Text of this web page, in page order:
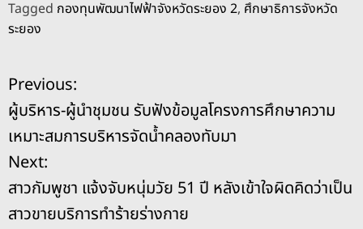
c
b
o
o
k
e re
s
ss
g
er
p
n
k
ai ar
Tagged กองทุนพัฒนาไฟฟ้าจังหวัดระยอง 2, ศึกษาธิการจังหวัด
ระยอง
แ
น
ะ
แ
Previous:
ผู้บริหาร-ผู้นำชุมชน รับฟังข้อมูลโครงการศึกษาความ
เหมาะสมการบริหารจัดน้ำคลองทับมา
Next:
สาวกัมพูชา แจ้งจับหนุ่มวัย 51 ปี หลังเข้าใจผิดคิดว่าเป็น
สาวขายบริการทำร้ายร่างกาย